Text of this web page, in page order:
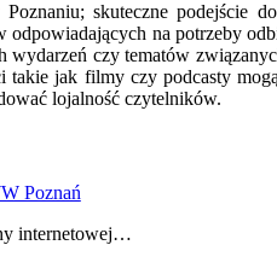
skuteczne podejście
na potrzeby
czy tematów
jak filmy czy podcasty
lojalność czytelników.
Poznań
internetowej…